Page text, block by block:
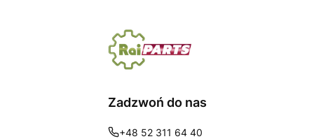
Zadzwoń do nas
+48 52 311 64 40